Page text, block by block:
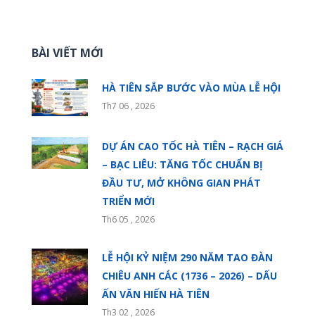
BÀI VIẾT MỚI
HÀ TIÊN SẮP BƯỚC VÀO MÙA LỄ HỘI
Th7 06 , 2026
DỰ ÁN CAO TỐC HÀ TIÊN – RẠCH GIÁ
– BẠC LIÊU: TĂNG TỐC CHUẨN BỊ
ĐẦU TƯ, MỞ KHÔNG GIAN PHÁT
TRIỂN MỚI
Th6 05 , 2026
LỄ HỘI KỶ NIỆM 290 NĂM TAO ĐÀN
CHIÊU ANH CÁC (1736 – 2026) – DẤU
ẤN VĂN HIẾN HÀ TIÊN
Th3 02 , 2026